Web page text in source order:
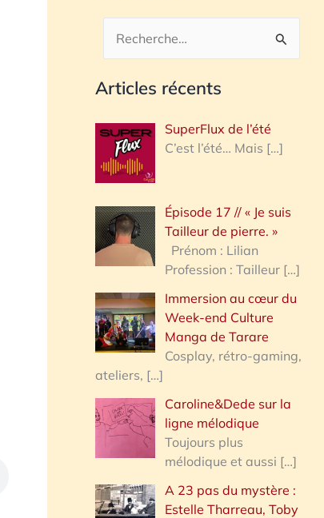
c
h
r
h
e
:
Articles récents
SuperFlux de l’été
C’est l’été… Mais […]
Épisode 17 // « Je suis
Tailleur de pierre. »
Prénom : Lilian
Profession : Tailleur […]
Immersion au cœur du
Week-end Culture
Manga de Tarare
Cosplay, rétro-gaming,
ateliers, […]
Caroline&Dede sur la
ligne mélodique
Toujours plus
mélodique et aussi […]
A 23 pas du mystère :
Estelle Tharreau, Toby